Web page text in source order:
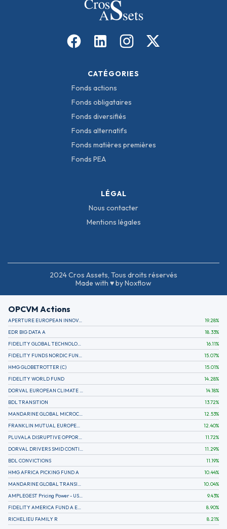
CATÉGORIES
Fonds actions
Fonds obligataires
Fonds diversifiés
Fonds alternatifs
Fonds matières premières
Fonds PEA
LÉGAL
Nous contacter
Mentions légales
2024 Cros Assets, Tous droits réservés
Made with ♥ by Noxflow
OPCVM Actions
APERTURE EUROPEAN INNOVATION 19.28%
EDR BIG DATA A
18.33%
16.11%
15.07%
HMG GLOBETROTTER (C)
15.01%
FIDELITY WORLD FUND
14.28%
14.18%
BDL TRANSITION
13.72%
12.53%
12.40%
11.72%
11.29%
BDL CONVICTIONS
11.19%
HMG AFRICA PICKING FUND A
10.44%
10.04%
9.43%
8.90%
RICHELIEU FAMILY R
8.21%